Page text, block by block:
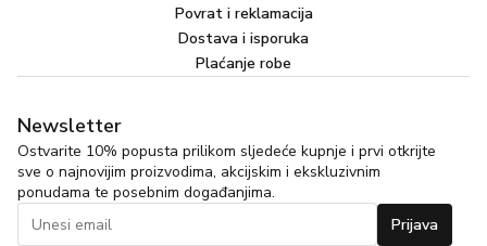
Povrat i reklamacija
Dostava i isporuka
Plaćanje robe
Newsletter
Ostvarite 10% popusta prilikom sljedeće kupnje i prvi otkrijte
sve o najnovijim proizvodima, akcijskim i ekskluzivnim
ponudama te posebnim događanjima.
Prijava